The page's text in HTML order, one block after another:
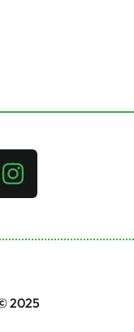
2025